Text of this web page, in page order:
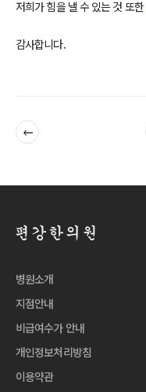
저희가 힘을 낼 수 있는 것 또한
감사합니다.
이전
병원소개
지점안내
비급여수가 안내
개인정보처리방침
이용약관